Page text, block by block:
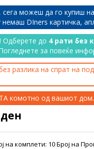
можеш да го купиш на
DIners картичка,
Одберете до 4 рати без
за повеќе
разлика на спрат на
комотно од вашиот
на комплети: 10 Број на